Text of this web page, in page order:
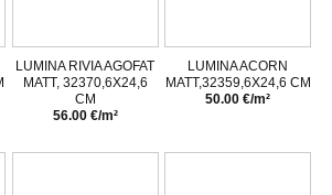
LUMINA RIVIA AGOFAT
MATT, 32370,6X24,6
CM
56.00 €/m²
LUMINA ACORN
MATT,32359,6X24,6 CM
50.00 €/m²